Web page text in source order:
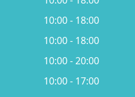
10:00 - 18:00
10:00 - 18:00
10:00 - 20:00
10:00 - 17:00